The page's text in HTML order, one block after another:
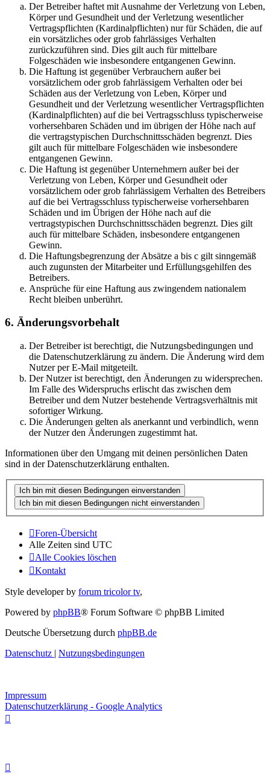
Der Betreiber haftet mit Ausnahme der Verletzung von Leben,
Körper und Gesundheit und der Verletzung wesentlicher
Vertragspflichten (Kardinalpflichten) nur für Schäden, die auf
ein vorsätzliches oder grob fahrlässiges Verhalten
zurückzuführen sind. Dies gilt auch für mittelbare
Folgeschäden wie insbesondere entgangenen Gewinn.
Die Haftung ist gegenüber Verbrauchern außer bei
vorsätzlichem oder grob fahrlässigem Verhalten oder bei
Schäden aus der Verletzung von Leben, Körper und
Gesundheit und der Verletzung wesentlicher Vertragspflichten
(Kardinalpflichten) auf die bei Vertragsschluss typischerweise
vorhersehbaren Schäden und im übrigen der Höhe nach auf
die vertragstypischen Durchschnittsschäden begrenzt. Dies
gilt auch für mittelbare Folgeschäden wie insbesondere
entgangenen Gewinn.
Die Haftung ist gegenüber Unternehmern außer bei der
Verletzung von Leben, Körper und Gesundheit oder
vorsätzlichem oder grob fahrlässigem Verhalten des Betreibers
auf die bei Vertragsschluss typischerweise vorhersehbaren
Schäden und im Übrigen der Höhe nach auf die
vertragstypischen Durchschnittsschäden begrenzt. Dies gilt
auch für mittelbare Schäden, insbesondere entgangenen
Gewinn.
Die Haftungsbegrenzung der Absätze a bis c gilt sinngemäß
auch zugunsten der Mitarbeiter und Erfüllungsgehilfen des
Betreibers.
Ansprüche für eine Haftung aus zwingendem nationalem
Recht bleiben unberührt.
6. Änderungsvorbehalt
Der Betreiber ist berechtigt, die Nutzungsbedingungen und
die Datenschutzerklärung zu ändern. Die Änderung wird dem
Nutzer per E-Mail mitgeteilt.
Der Nutzer ist berechtigt, den Änderungen zu widersprechen.
Im Falle des Widerspruchs erlischt das zwischen dem
Betreiber und dem Nutzer bestehende Vertragsverhältnis mit
sofortiger Wirkung.
Die Änderungen gelten als anerkannt und verbindlich, wenn
der Nutzer den Änderungen zugestimmt hat.
Informationen über den Umgang mit deinen persönlichen Daten
sind in der Datenschutzerklärung enthalten.
Foren-Übersicht
Alle Zeiten sind UTC
Alle Cookies löschen
Kontakt
Style developer by forum tricolor tv,
Powered by phpBB® Forum Software © phpBB Limited
Deutsche Übersetzung durch phpBB.de
Datenschutz | Nutzungsbedingungen
Impressum
Datenschutzerklärung - Google Analytics